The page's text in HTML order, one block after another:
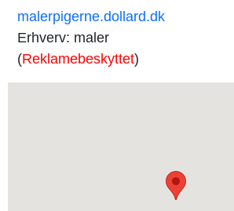
malerpigerne.dollard.dk
Erhverv: maler
(Reklamebeskyttet)